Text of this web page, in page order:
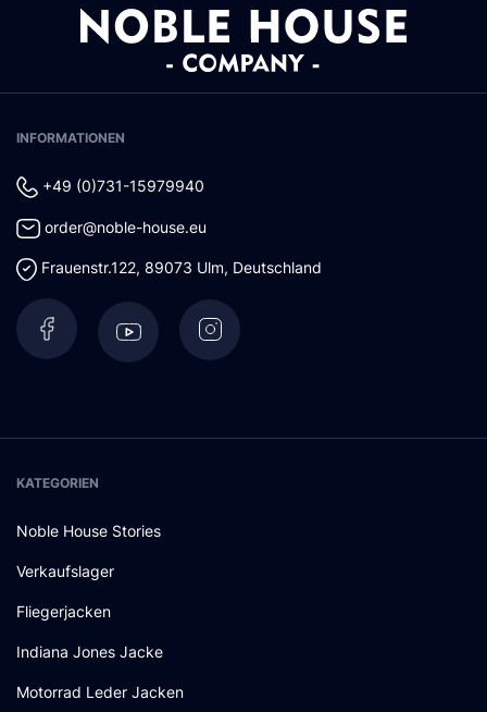
INFORMATIONEN
+49 (0)731-15979940
order@noble-house.eu
Frauenstr.122, 89073 Ulm, Deutschland
KATEGORIEN
Noble House Stories
Verkaufslager
Fliegerjacken
Indiana Jones Jacke
Motorrad Leder Jacken